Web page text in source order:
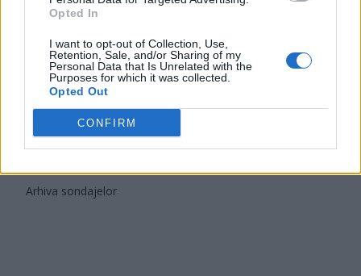
Opted In
I want to opt-out of Collection, Use,
Retention, Sale, and/or Sharing of my
Personal Data that Is Unrelated with the
Purposes for which it was collected.
Opted Out
CONFIRM
Partidul Patrioților (Surugiu)
FAR (Coarnă)
România pe Primul Loc (Ponta)
Altul
Arată rezultatele
Arhiva sondajelor